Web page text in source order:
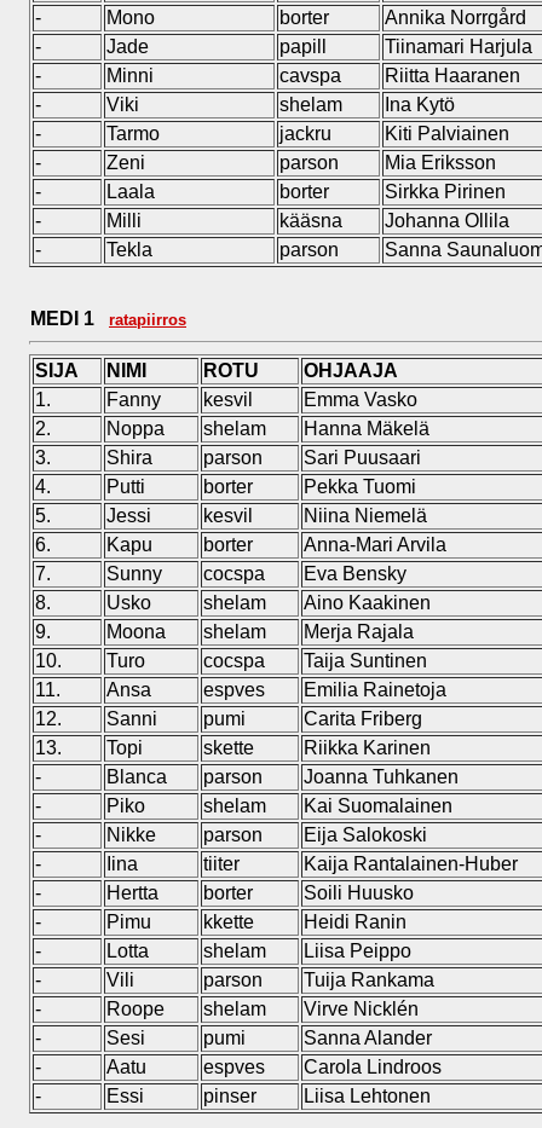
-
Mono borter
Annika Norrgård
-
Jade papill
Tiinamari Harjula
-
Minni cavspa
Riitta Haaranen
-
Viki shelam
Ina Kytö
-
Tarmo jackru
Kiti Palviainen
-
Zeni parson
Mia Eriksson
-
Laala borter
Sirkka Pirinen
-
Milli kääsna
Johanna Ollila
-
Tekla parson Sanna
MEDI 1 ratapiirros
SIJA NIMI ROTU
OHJAAJA
1.
Fanny kesvil
Emma Vasko
2.
Noppa shelam
Hanna Mäkelä
3.
Shira parson
Sari Puusaari
4.
Putti borter
Pekka Tuomi
5.
Jessi kesvil
Niina Niemelä
6.
Kapu borter
Anna-Mari Arvila
7.
Sunny cocspa
Eva Bensky
8.
Usko shelam
Aino Kaakinen
9.
Moona shelam
Merja Rajala
10.
Turo cocspa
Taija Suntinen
11.
Ansa espves
Emilia Rainetoja
12.
Sanni pumi
Carita Friberg
13.
Topi skette
Riikka Karinen
-
Blanca parson
Joanna Tuhkanen
-
Piko shelam
Kai Suomalainen
-
Nikke parson
Eija Salokoski
-
Iina tiiter
Kaija Rantalainen-Huber
-
Hertta borter
Soili Huusko
-
Pimu kkette
Heidi Ranin
-
Lotta shelam
Liisa Peippo
-
Vili parson
Tuija Rankama
-
Roope shelam
Virve Nicklén
-
Sesi pumi
Sanna Alander
-
Aatu espves
Carola Lindroos
-
Essi pinser Liisa Lehtonen